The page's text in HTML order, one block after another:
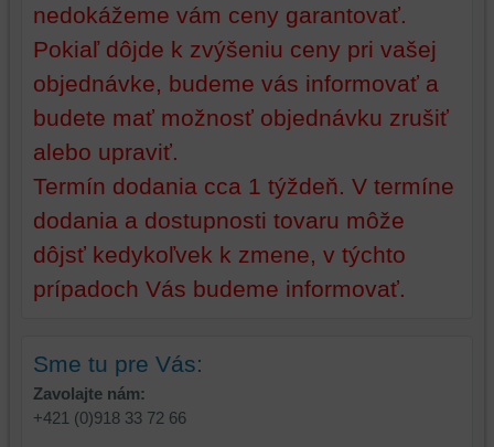
nedokážeme vám ceny garantovať.
Pokiaľ dôjde k zvýšeniu ceny pri vašej
objednávke, budeme vás informovať a
budete mať možnosť objednávku zrušiť
alebo upraviť.
Termín dodania cca 1 týždeň. V termíne
dodania a dostupnosti tovaru môže
dôjsť kedykoľvek k zmene, v týchto
prípadoch Vás budeme informovať.
Sme tu pre Vás:
Zavolajte nám:
+421 (0)918 33 72 66
zariadení
(súbory
cookie
úložiská
prehliadača)
identifikáciu
vašej
relácie
a
dosiahnutie
platformy,
zážitku
z
(súbory
cookie
a
úložiská
prehliadača),
aby
mohli
poskytovať
doplnkové
funkcie,
ktoré
zážitok
z
prehliadania,